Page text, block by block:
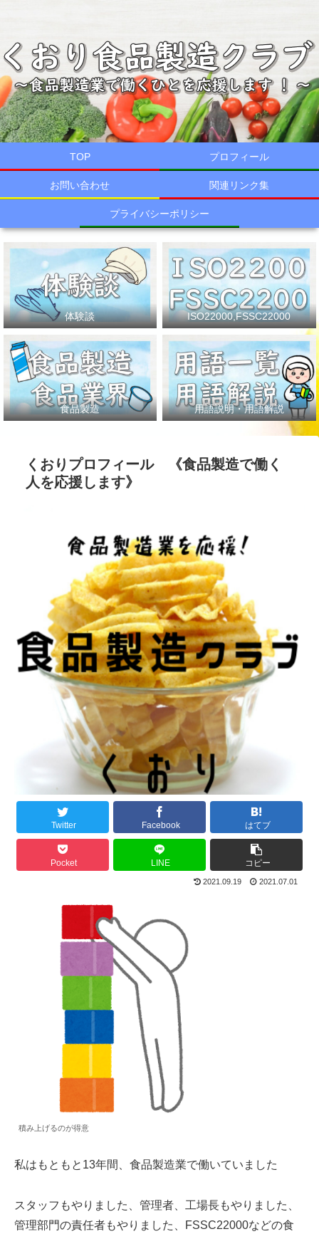
TOP プロフィール
お問い合わせ 関連リンク集
プライバシーポリシー
体験談 ISO22000,FSSC22000
食品製造 用語説明・用語解説
くおりプロフィール 《食品製造で働く
人を応援します》
Twitter Facebook はてブ
Pocket LINE コピー
2021.09.19 2021.07.01
積み上げるのが得意
私はもともと13年間、食品製造業で働いていました
スタッフもやりました、管理者、工場長もやりました、
管理部門の責任者もやりました、FSSC22000などの食